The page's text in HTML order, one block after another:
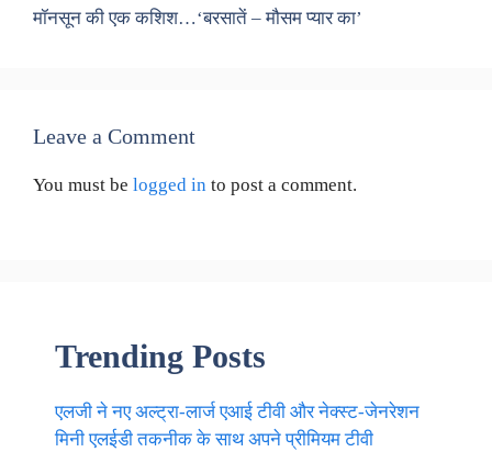
मॉनसून की एक कशिश…‘बरसातें – मौसम प्यार का’
Leave a Comment
You must be logged in to post a comment.
Trending Posts
एलजी ने नए अल्ट्रा-लार्ज एआई टीवी और नेक्स्ट-जेनरेशन
मिनी एलईडी तकनीक के साथ अपने प्रीमियम टीवी